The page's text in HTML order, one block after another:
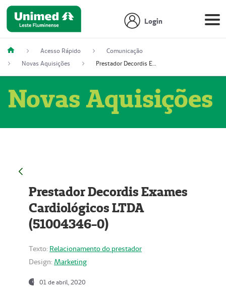
Login
Acesso Rápido
Comunicação
Novas Aquisições
Prestador Decordis Exames Cardiológicos LTDA (51004346-0)
Novas Aquisições
Prestador Decordis Exames
Cardiológicos LTDA
(51004346-0)
Texto: Relacionamento do prestador
Design: Marketing
01 de abril, 2020